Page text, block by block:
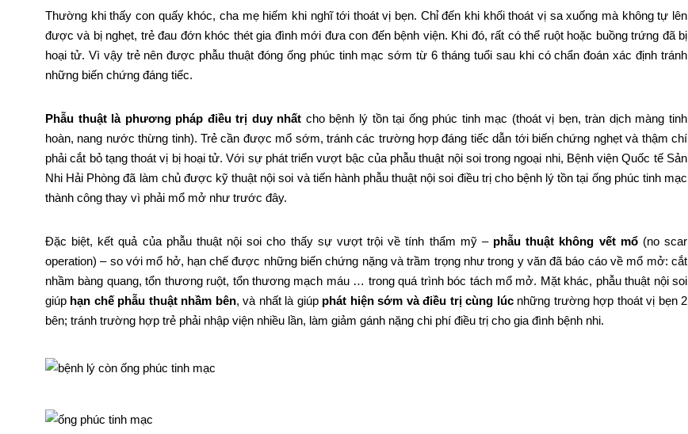
Thường khi thấy con quấy khóc, cha mẹ hiếm khi nghĩ tới thoát vị bẹn. Chỉ đến khi khối thoát vị sa xuống mà không tự lên
được và bị nghẹt, trẻ đau đớn khóc thét gia đình mới đưa con đến bệnh viện. Khi đó, rất có thể ruột hoặc buồng trứng đã bị
hoại tử. Vì vậy trẻ nên được phẫu thuật đóng ống phúc tinh mạc sớm từ 6 tháng tuổi sau khi có chẩn đoán xác định tránh
những biến chứng đáng tiếc.
Phẫu thuật là phương pháp điều trị duy nhất cho bệnh lý tồn tại ống phúc tinh mạc (thoát vị bẹn, tràn dịch màng tinh
hoàn, nang nước thừng tinh). Trẻ cần được mổ sớm, tránh các trường hợp đáng tiếc dẫn tới biến chứng nghẹt và thậm chí
phải cắt bỏ tạng thoát vị bị hoại tử. Với sự phát triển vượt bậc của phẫu thuật nội soi trong ngoại nhi, Bệnh viện Quốc tế Sản
Nhi Hải Phòng đã làm chủ được kỹ thuật nội soi và tiến hành phẫu thuật nội soi điều trị cho bệnh lý tồn tại ống phúc tinh mạc
thành công thay vì phải mổ mở như trước đây.
Đặc biệt, kết quả của phẫu thuật nội soi cho thấy sự vượt trội về tính thẩm mỹ – phẫu thuật không vết mổ(no scar
operation) – so với mổ hở, hạn chế được những biến chứng nặng và trầm trọng như trong y văn đã báo cáo về mổ mở: cắt
nhầm bàng quang, tổn thương ruột, tổn thương mạch máu … trong quá trình bóc tách mổ mở. Mặt khác, phẫu thuật nội soi
giúp hạn chế phẫu thuật nhầm bên, và nhất là giúp phát hiện sớm và điều trị cùng lúcnhững trường hợp thoát vị bẹn 2
bên; tránh trường hợp trẻ phải nhập viện nhiều lần, làm giảm gánh nặng chi phí điều trị cho gia đình bệnh nhi.